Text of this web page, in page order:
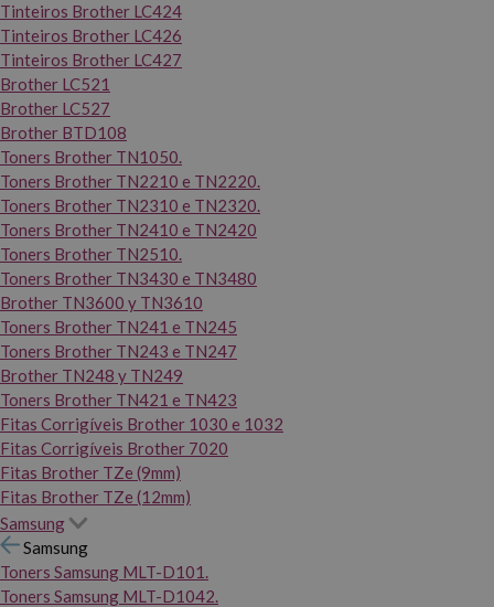
Tinteiros Brother LC424
Tinteiros Brother LC426
Tinteiros Brother LC427
Brother LC521
Brother LC527
Brother BTD108
Toners Brother TN1050.
Toners Brother TN2210 e TN2220.
Toners Brother TN2310 e TN2320.
Toners Brother TN2410 e TN2420
Toners Brother TN2510.
Toners Brother TN3430 e TN3480
Brother TN3600 y TN3610
Toners Brother TN241 e TN245
Toners Brother TN243 e TN247
Brother TN248 y TN249
Toners Brother TN421 e TN423
Fitas Corrigíveis Brother 1030 e 1032
Fitas Corrigíveis Brother 7020
Fitas Brother TZe (9mm)
Fitas Brother TZe (12mm)
Samsung
Samsung
Toners Samsung MLT-D101.
Toners Samsung MLT-D1042.